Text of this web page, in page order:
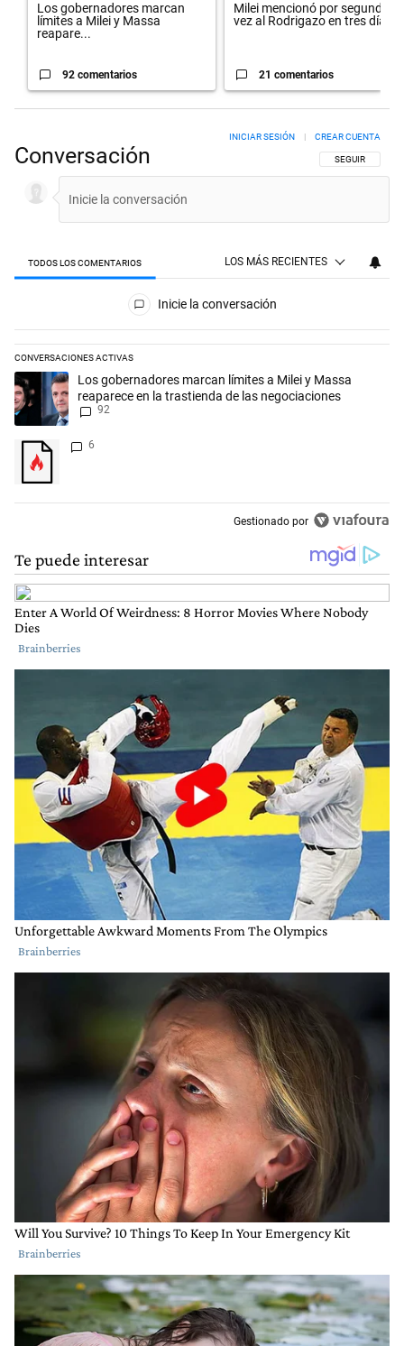
Los gobernadores marcan
límites a Milei y Massa
reapare...
92 comentarios
Milei mencionó por segunda
vez al Rodrigazo en tres día...
21 comentarios
Conversación SIGA ESTA
SEGUIR
INICIAR SESIÓN CREAR CUENTA
TODOS LOS COMENTARIOS LOS MÁS RECIENTES
Todos los comentarios
Inicie la conversación
CONVERSACIONES ACTIVAS
Este listado muestra los artículos con más comentarios en los
Un artículo de tendencia con el título "Los gobernadores marcan
Los gobernadores marcan límites a Milei y Massa
reaparece en la trastienda de las negociaciones
92
Un artículo de tendencia con el título "" con 6 comentarios.
6
Gestionado por